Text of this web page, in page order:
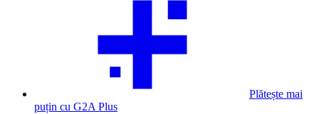
Plătește mai
puțin cu G2A Plus